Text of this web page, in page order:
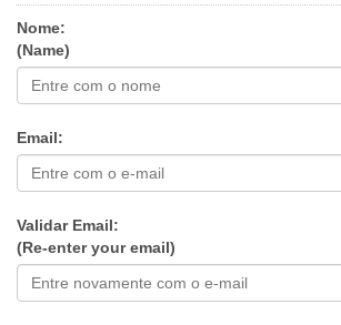
Nome:
(Name)
Email:
Validar Email:
(Re-enter your email)